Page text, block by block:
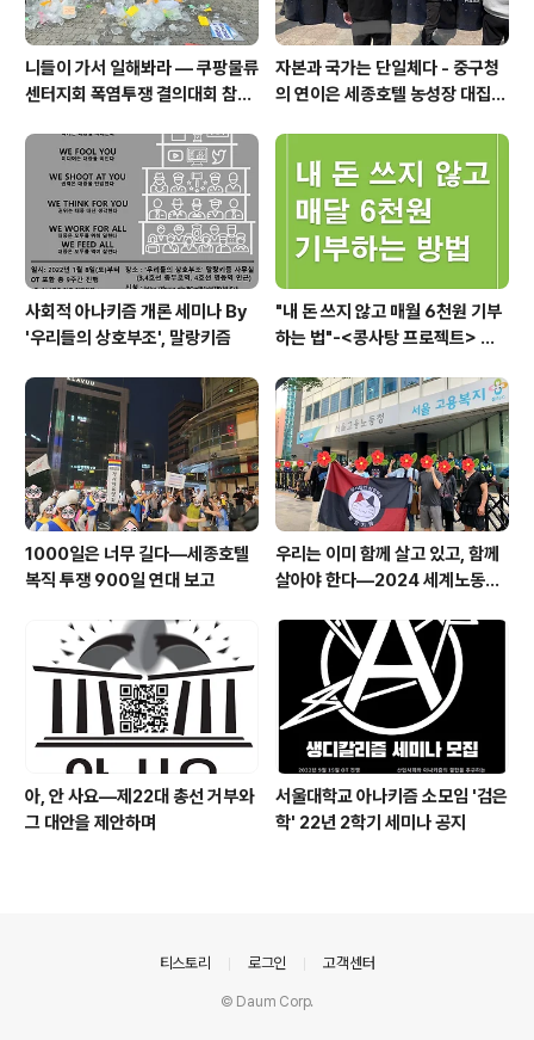
니들이 가서 일해봐라 — 쿠팡물류
센터지회 폭염투쟁 결의대회 참가
자본과 국가는 단일체다 - 중구청
의 연이은 세종호텔 농성장 대집행
사회적 아나키즘 개론 세미나 By
'우리들의 상호부조', 말랑키즘
"내 돈 쓰지 않고 매월 6천원 기부
하는 법"-<콩사탕 프로젝트> 안
1000일은 너무 길다―세종호텔
복직 투쟁 900일 연대 보고
우리는 이미 함께 살고 있고, 함께
살아야 한다―2024 세계노동절
아, 안 사요―제22대 총선 거부와
그 대안을 제안하며
서울대학교 아나키즘 소모임 '검은
학' 22년 2학기 세미나 공지
티스토리 로그인 고객센터
© Daum Corp.